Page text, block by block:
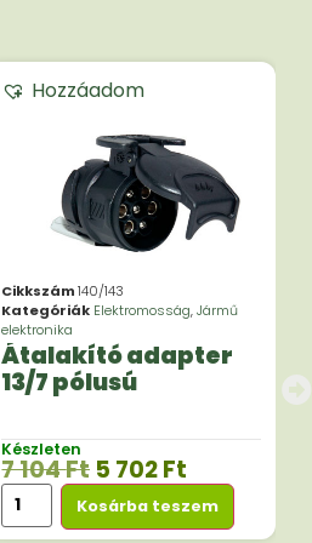
Hozzáadom
Cikkszám140/143
Kategóriák Elektromosság,Jármű
elektronika
Átalakító adapter
13/7 pólusú
Készleten
7 104Ft 5 702Ft
Kosárba teszem